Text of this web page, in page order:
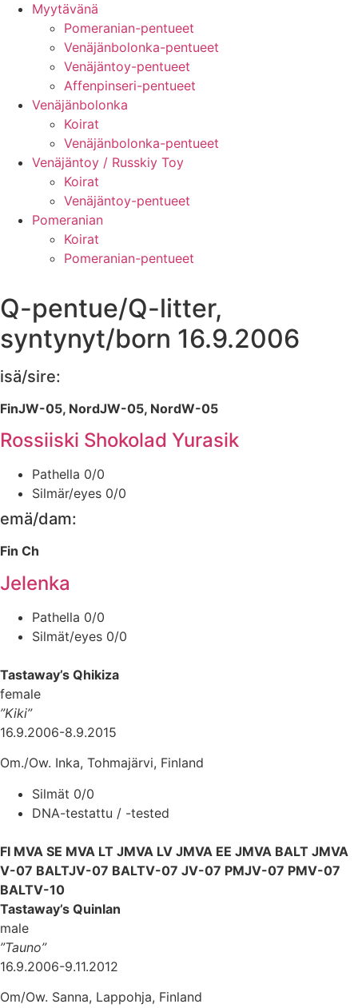
Myytävänä
Pomeranian-pentueet
Venäjänbolonka-pentueet
Venäjäntoy-pentueet
Affenpinseri-pentueet
Venäjänbolonka
Koirat
Venäjänbolonka-pentueet
Venäjäntoy / Russkiy Toy
Koirat
Venäjäntoy-pentueet
Pomeranian
Koirat
Pomeranian-pentueet
Q-pentue/Q-litter,
syntynyt/born 16.9.2006
isä/sire:
FinJW-05, NordJW-05, NordW-05
Rossiiski Shokolad Yurasik
Pathella 0/0
Silmär/eyes 0/0
emä/dam:
Fin Ch
Jelenka
Pathella 0/0
Silmät/eyes 0/0
Tastaway’s Qhikiza
female
”Kiki”
16.9.2006-8.9.2015
Om./Ow. Inka, Tohmajärvi, Finland
Silmät 0/0
DNA-testattu / -tested
FI MVA SE MVA LT JMVA LV JMVA EE JMVA BALT JMVA
V-07 BALTJV-07 BALTV-07 JV-07 PMJV-07 PMV-07
BALTV-10
Tastaway’s Quinlan
male
”Tauno”
16.9.2006-9.11.2012
Om/Ow. Sanna, Lappohja, Finland